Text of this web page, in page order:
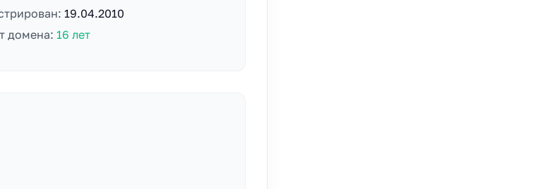
19.04.2010
домена: 16 лет